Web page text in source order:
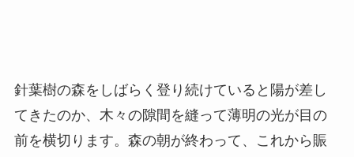
針葉樹の森をしばらく登り続けていると陽が差し
てきたのか、木々の隙間を縫って薄明の光が目の
前を横切ります。森の朝が終わって、これから賑